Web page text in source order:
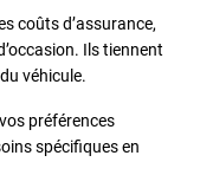
coûts d’assurance,
Ils tiennent
véhicule.
préférences
spécifiques en